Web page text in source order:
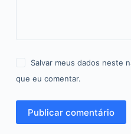
Salvar meus dados neste
que eu comentar.
Publicar comentário